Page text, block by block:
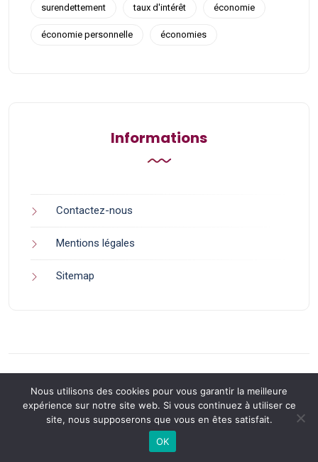
surendettement taux d'intérêt économie
économie personnelle économies
Informations
Contactez-nous
Mentions légales
Sitemap
Back to Top
Nous utilisons des cookies pour vous garantir la meilleure
expérience sur notre site web. Si vous continuez à utiliser ce
site, nous supposerons que vous en êtes satisfait.
OK